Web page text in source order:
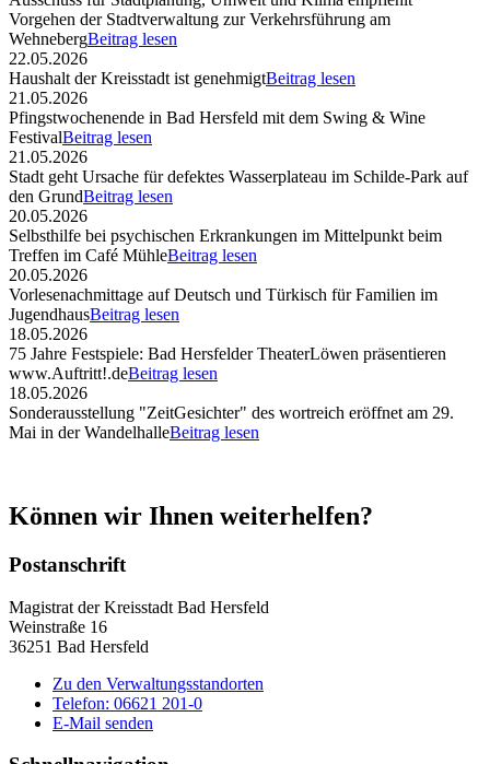
Vorgehen der Stadtverwaltung zur Verkehrsführung am
WehnebergBeitrag lesen
22.05.2026
Haushalt der Kreisstadt ist genehmigtBeitrag lesen
21.05.2026
Pfingstwochenende in Bad Hersfeld mit dem Swing & Wine
FestivalBeitrag lesen
21.05.2026
Stadt geht Ursache für defektes Wasserplateau im Schilde-Park auf
den GrundBeitrag lesen
20.05.2026
Selbsthilfe bei psychischen Erkrankungen im Mittelpunkt beim
Treffen im Café MühleBeitrag lesen
20.05.2026
Vorlesenachmittage auf Deutsch und Türkisch für Familien im
JugendhausBeitrag lesen
18.05.2026
75 Jahre Festspiele: Bad Hersfelder TheaterLöwen präsentieren
www.Auftritt!.deBeitrag lesen
18.05.2026
Sonderausstellung "ZeitGesichter" des wortreich eröffnet am 29.
Mai in der WandelhalleBeitrag lesen
Können wir Ihnen weiterhelfen?
Postanschrift
Magistrat der Kreisstadt Bad Hersfeld
Weinstraße 16
36251 Bad Hersfeld
Zu den Verwaltungsstandorten
Telefon: 06621 201-0
E-Mail senden